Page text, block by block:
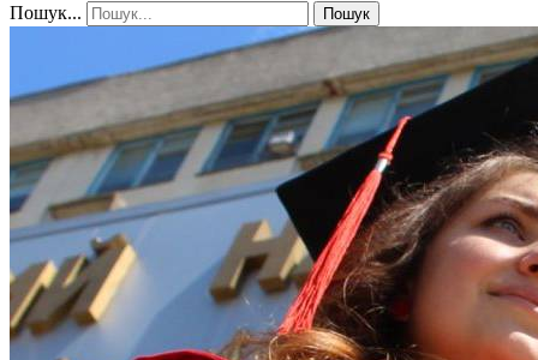
Пошук... Пошук